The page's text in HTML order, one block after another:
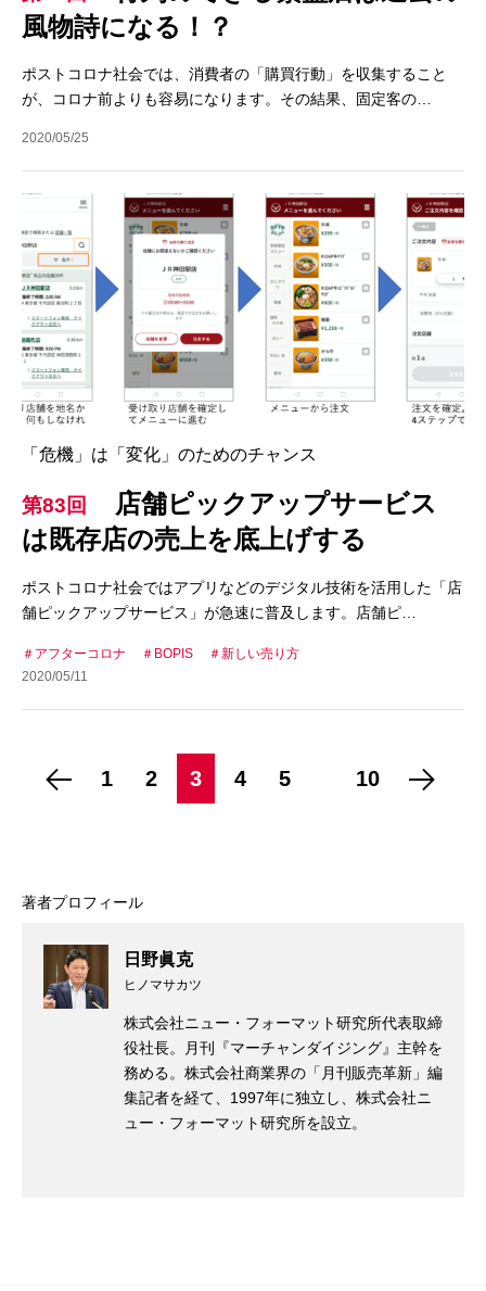
風物詩になる！？
ポストコロナ社会では、消費者の「購買行動」を収集すること
が、コロナ前よりも容易になります。その結果、固定客の…
2020/05/25
「危機」は「変化」のためのチャンス
第83回
店舗ピックアップサービス
は既存店の売上を底上げする
ポストコロナ社会ではアプリなどのデジタル技術を活用した「店
舗ピックアップサービス」が急速に普及します。店舗ピ…
アフターコロナ BOPIS
新しい売り方
2020/05/11
1 2 3 4 5 10
著者プロフィール
日野眞克
ヒノマサカツ
株式会社ニュー・フォーマット研究所代表取締
役社長。月刊『マーチャンダイジング』主幹を
務める。株式会社商業界の「月刊販売革新」編
集記者を経て、1997年に独立し、株式会社ニ
ュー・フォーマット研究所を設立。